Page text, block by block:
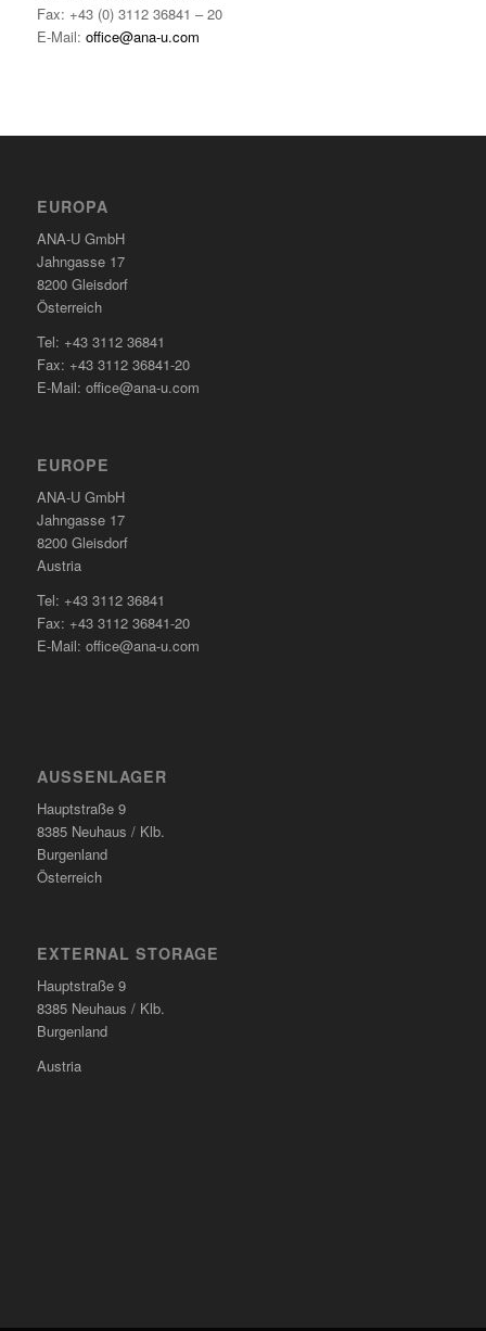
Fax: +43 (0) 3112 36841 – 20
E-Mail: office@ana-u.com
EUROPA
ANA-U GmbH
Jahngasse 17
8200 Gleisdorf
Österreich
Tel: +43 3112 36841
Fax: +43 3112 36841-20
E-Mail: office@ana-u.com
EUROPE
ANA-U GmbH
Jahngasse 17
8200 Gleisdorf
Austria
Tel: +43 3112 36841
Fax: +43 3112 36841-20
E-Mail: office@ana-u.com
AUSSENLAGER
Hauptstraße 9
8385 Neuhaus / Klb.
Burgenland
Österreich
EXTERNAL STORAGE
Hauptstraße 9
8385 Neuhaus / Klb.
Burgenland
Austria